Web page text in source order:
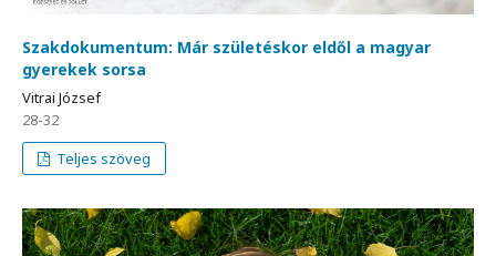
Szakdokumentum: Már születéskor eldől a magyar
gyerekek sorsa
Vitrai József
28-32
Teljes szöveg